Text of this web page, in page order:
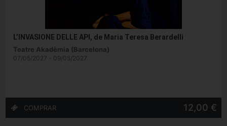
L’INVASIONE DELLE API, de Maria Teresa Berardelli
Teatre Akadèmia (Barcelona)
07/05/2027 - 09/05/2027
12,00 €